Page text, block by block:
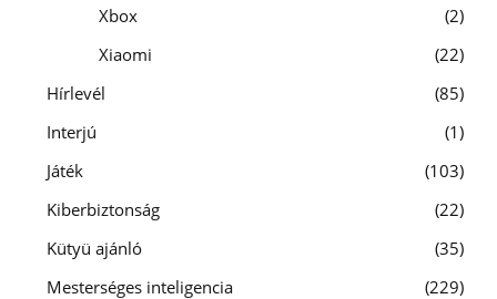
Xbox
2
Xiaomi
22
Hírlevél
85
Interjú
1
Játék
103
Kiberbiztonság
22
Kütyü ajánló
35
Mesterséges inteligencia
229